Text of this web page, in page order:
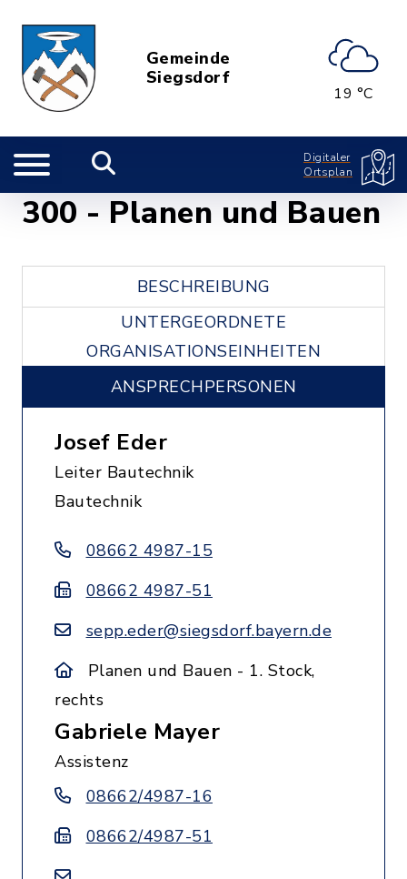
Gemeinde
Siegsdorf
19 °C
Digitaler
Ortsplan
300 - Planen und Bauen
BESCHREIBUNG
UNTERGEORDNETE
ORGANISATIONSEINHEITEN
ANSPRECHPERSONEN
Josef Eder
Leiter Bautechnik
Bautechnik
08662 4987-15
08662 4987-51
sepp.eder@siegsdorf.bayern.de
Planen und Bauen - 1. Stock,
rechts
Gabriele Mayer
Assistenz
08662/4987-16
08662/4987-51